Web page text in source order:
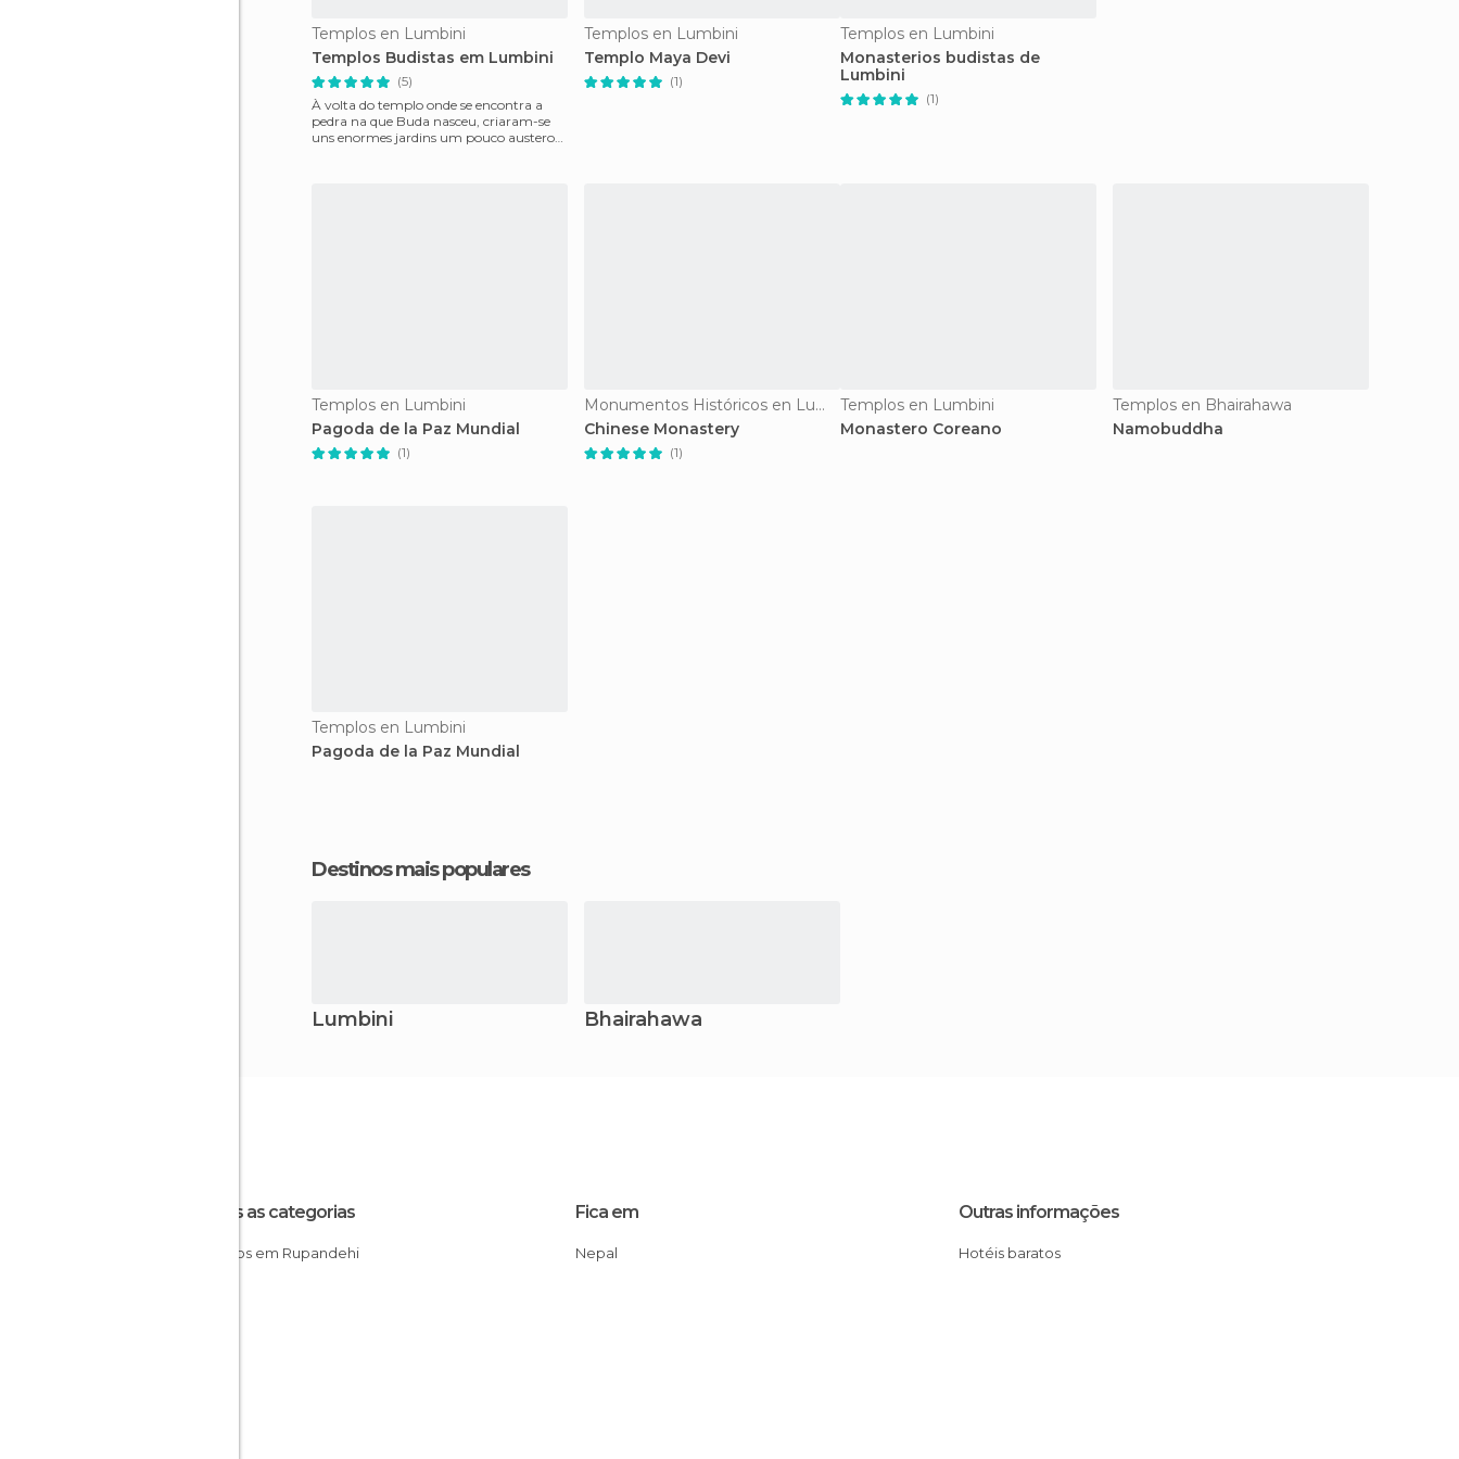
Templos en Lumbini
Templos Budistas em Lumbini
(5)
À volta do templo onde se encontra a
pedra na que Buda nasceu, criaram-se
uns enormes jardins um pouco austeros,
Templos en Lumbini
Templo Maya Devi
(1)
Templos en Lumbini
Monasterios budistas de
Lumbini
(1)
Templos en Lumbini
Pagoda de la Paz Mundial
(1)
Monumentos Históricos en Lumbini
Chinese Monastery
(1)
Templos en Lumbini
Monastero Coreano
Templos en Bhairahawa
Namobuddha
Templos en Lumbini
Pagoda de la Paz Mundial
Destinos mais populares
Lumbini Bhairahawa
Todas as categorias
Templos em Rupandehi
Fica em
Nepal
Outras informações
Hotéis baratos